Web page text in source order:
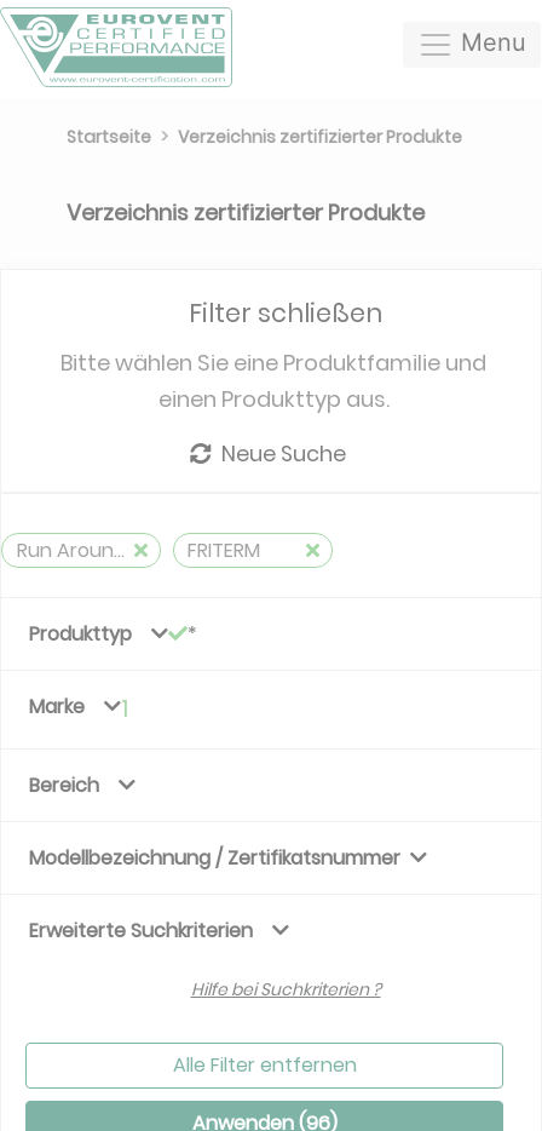
Menu
Startseite Verzeichnis zertifizierter Produkte
Verzeichnis zertifizierter Produkte
Filter schließen
Bitte wählen Sie eine Produktfamilie und
einen Produkttyp aus.
Neue Suche
Run Around Coils FRITERM
Produkttyp
Marke 1
Bereich
Modellbezeichnung / Zertifikatsnummer
Erweiterte Suchkriterien
Hilfe bei Suchkriterien ?
Alle Filter entfernen
Anwenden (96)